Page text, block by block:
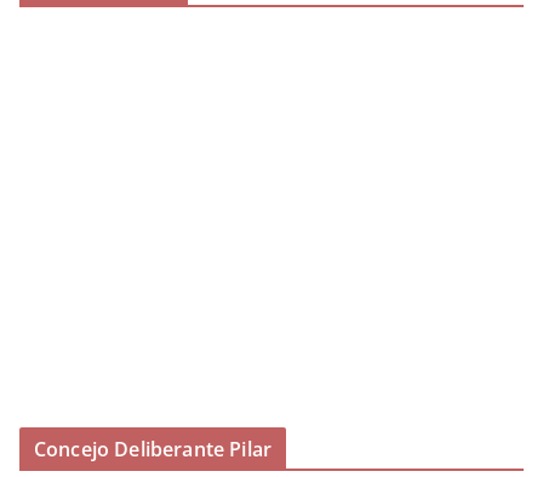
Concejo Deliberante Pilar